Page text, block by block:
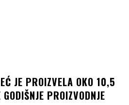
JE PROIZVELA OKO 10,5
PROIZVODNJE